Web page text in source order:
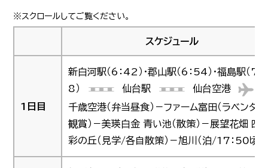
スケジュール
1日目
新白河駅（6：42）・郡山駅（6：54）・福島駅（7：
8）
仙台駅 仙台空港
千歳空港（弁当昼食）－ファーム富田（ラベンダー
観賞）－美瑛白金 青い池（散策）－展望花畑 四
彩の丘（見学/各自散策）－旭川（泊/17：50頃）